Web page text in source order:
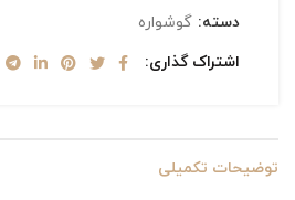
دسته: گوشواره
اشتراک گذاری
توضیحات تکمیلی